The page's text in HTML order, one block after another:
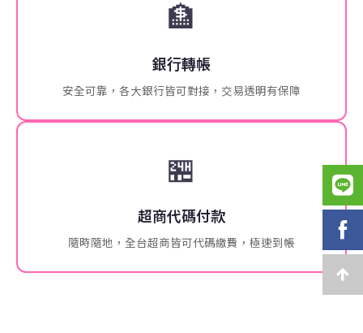
🏦
銀行轉帳
安全可靠，各大銀行皆可對接，交易透明有保障
🏪
超商代碼付款
隨時隨地，全台超商皆可代碼繳費，極速到帳